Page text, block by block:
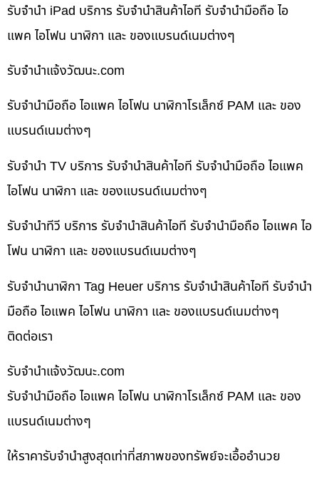
รับจำนำ iPad บริการ รับจำนำสินค้าไอที รับจำนำมือถือ ไอ
แพค ไอโฟน นาฬิกา และ ของแบรนด์เนมต่างๆ
รับจํานําแจ้งวัฒนะ.com
รับจำนำมือถือ ไอแพค ไอโฟน นาฬิกาโรเล็กซ์ PAM และ ของ
แบรนด์เนมต่างๆ
รับจำนำ TV บริการ รับจำนำสินค้าไอที รับจำนำมือถือ ไอแพค
ไอโฟน นาฬิกา และ ของแบรนด์เนมต่างๆ
รับจำนำทีวี บริการ รับจำนำสินค้าไอที รับจำนำมือถือ ไอแพค ไอ
โฟน นาฬิกา และ ของแบรนด์เนมต่างๆ
รับจำนำนาฬิกา Tag Heuer บริการ รับจำนำสินค้าไอที รับจำนำ
มือถือ ไอแพค ไอโฟน นาฬิกา และ ของแบรนด์เนมต่างๆ
ติดต่อเรา
รับจํานําแจ้งวัฒนะ.com
รับจำนำมือถือ ไอแพค ไอโฟน นาฬิกาโรเล็กซ์ PAM และ ของ
แบรนด์เนมต่างๆ
ให้ราคารับจำนำสูงสุดเท่าที่สภาพของทรัพย์จะเอื้ออำนวย